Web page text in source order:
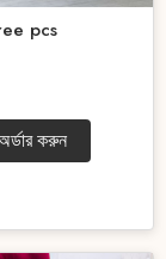
pcs
করুন